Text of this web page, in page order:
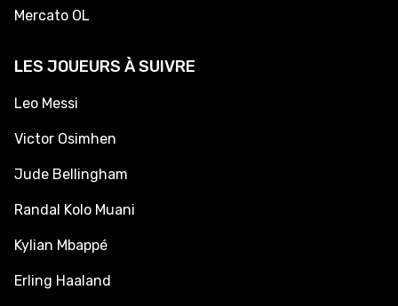
Mercato OL
LES JOUEURS À SUIVRE
Leo Messi
Victor Osimhen
Jude Bellingham
Randal Kolo Muani
Kylian Mbappé
Erling Haaland